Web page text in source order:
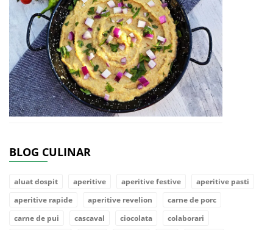
BLOG CULINAR
aluat dospit aperitive aperitive festive
aperitive pasti
aperitive rapide
aperitive revelion
carne de porc
carne de pui
cascaval ciocolata
colaborari